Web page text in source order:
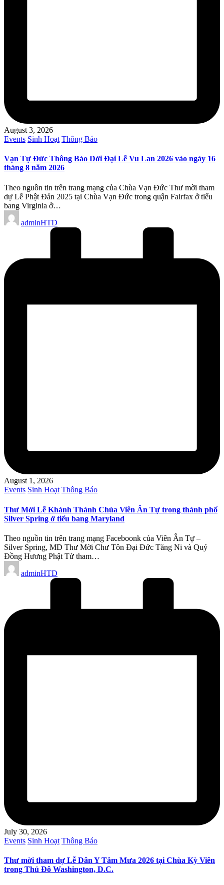
August 3, 2026
Posted
Events Sinh Hoạt Thông Báo
Vạn Tự Đức Thông Báo Dời Đại Lễ Vu Lan 2026 vào ngày 16
tháng 8 năm 2026
Theo nguồn tin trên trang mạng của Chùa Vạn Đức Thư mời tham
dự Lễ Phật Đản 2025 tại Chùa Vạn Đức trong quận Fairfax ở tiểu
bang Virginia ở…
Posted
by
adminHTD
August 1, 2026
Posted
Events Sinh Hoạt Thông Báo
Thư Mời Lễ Khánh Thành Chùa Viên Ân Tự trong thành phố
Silver Spring ở tiểu bang Maryland
Theo nguồn tin trên trang mạng Faceboonk của Viên Ân Tự –
Silver Spring, MD Thư Mời Chư Tôn Đại Đức Tăng Ni và Quý
Đồng Hương Phật Tử tham…
Posted
by
adminHTD
July 30, 2026
Posted
Events Sinh Hoạt Thông Báo
Thư mời tham dự Lễ Dân Y Tắm Mưa 2026 tại Chùa Kỳ Viên
trong Thủ Đô Washington, D.C.